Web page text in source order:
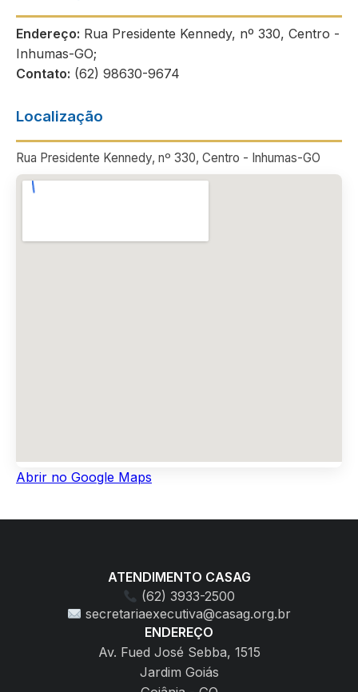
Endereço: Rua Presidente Kennedy, nº 330, Centro -
Inhumas-GO;
Contato: (62) 98630-9674
Localização
Rua Presidente Kennedy, nº 330, Centro - Inhumas-GO
Abrir no Google Maps
ATENDIMENTO CASAG
(62) 3933-2500
secretariaexecutiva@casag.org.br
ENDEREÇO
Av. Fued José Sebba, 1515
Jardim Goiás